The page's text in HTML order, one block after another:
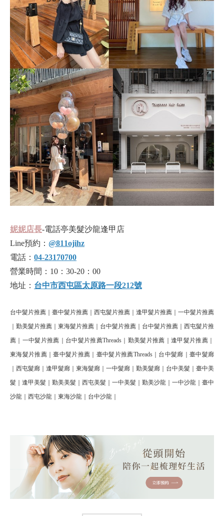
妮妮店長-電話亭美髮沙龍逢甲店
Line預約： @811ojihz
電話： 04-23170700
營業時間：10：30-20：00
地址： 台中市西屯區太原路一段212號
台中髮片推薦｜臺中髮片推薦｜西屯髮片推薦｜逢甲髮片推薦｜一中髮片推薦
｜勤美髮片推薦｜東海髮片推薦｜台中髮片推薦｜台中髮片推薦｜西屯髮片推
薦｜一中髮片推薦｜台中髮片推薦Threads｜勤美髮片推薦｜逢甲髮片推薦｜
東海髮片推薦｜臺中髮片推薦｜臺中髮片推薦Threads｜台中髮廊｜臺中髮廊
｜西屯髮廊｜逢甲髮廊｜東海髮廊｜一中髮廊｜勤美髮廊｜台中美髮｜臺中美
髮｜逢甲美髮｜勤美美髮｜西屯美髮｜一中美髮｜勤美沙龍｜一中沙龍｜臺中
沙龍｜西屯沙龍｜東海沙龍｜台中沙龍｜